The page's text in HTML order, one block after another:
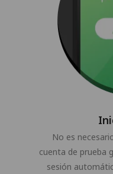
No es
cuenta de prueba
sesión